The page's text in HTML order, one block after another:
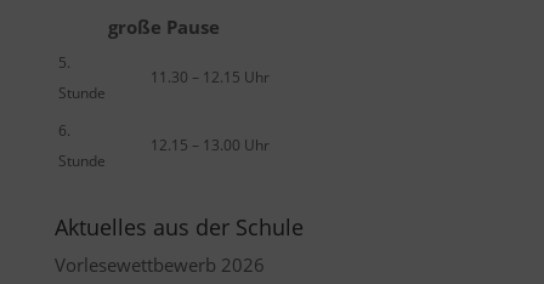
große Pause
5.
Stunde
11.30 – 12.15 Uhr
6.
Stunde
12.15 – 13.00 Uhr
Aktuelles aus der Schule
Vorlesewettbewerb 2026